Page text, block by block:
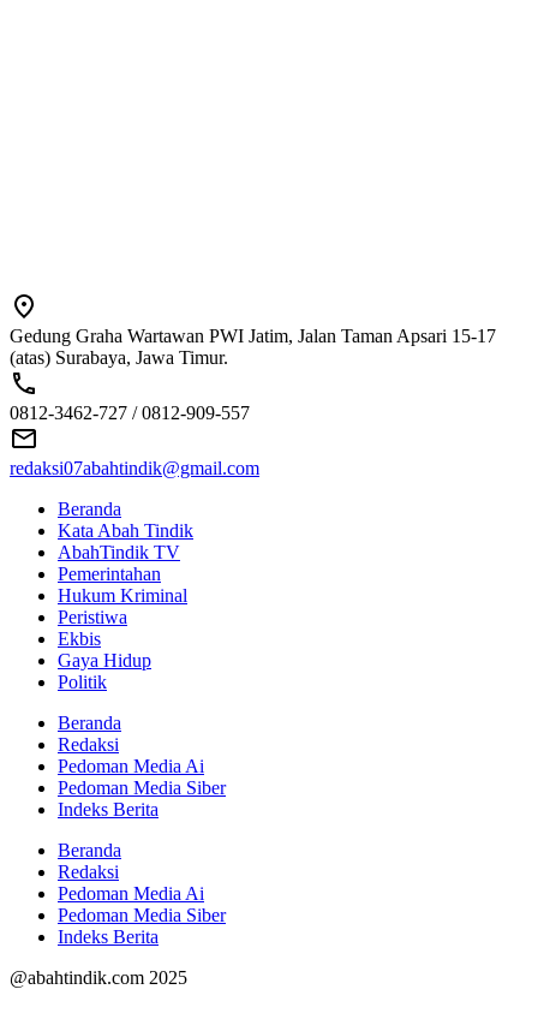
Gedung Graha Wartawan PWI Jatim, Jalan Taman Apsari 15-17
(atas) Surabaya, Jawa Timur.
0812-3462-727 / 0812-909-557
redaksi07abahtindik@gmail.com
Beranda
Kata Abah Tindik
AbahTindik TV
Pemerintahan
Hukum Kriminal
Peristiwa
Ekbis
Gaya Hidup
Politik
Beranda
Redaksi
Pedoman Media Ai
Pedoman Media Siber
Indeks Berita
Beranda
Redaksi
Pedoman Media Ai
Pedoman Media Siber
Indeks Berita
@abahtindik.com 2025